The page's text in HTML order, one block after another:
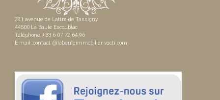
281 avenue de Lattre de Tassigny
44500 La Baule Escoublac
Téléphone +33 6 07 72 64 96
E-mail :contact @labauleimmobilier-vacti.com